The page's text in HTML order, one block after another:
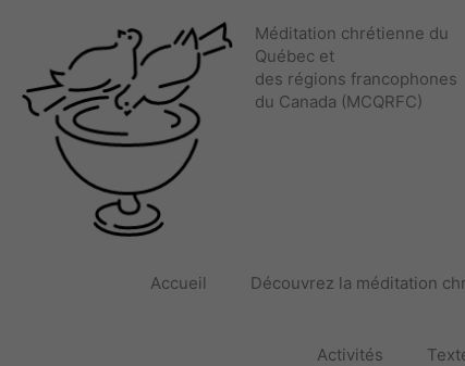
contenu
Méditation chrétienne du
Québec et
des régions francophones
du Canada (MCQRFC)
Accueil Découvrez la méditation
Activités